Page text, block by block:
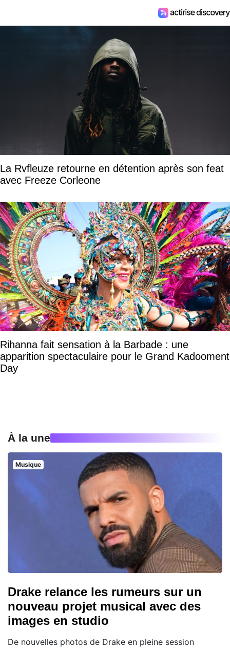
La Rvfleuze retourne en détention après son feat
avec Freeze Corleone
Rihanna fait sensation à la Barbade : une
apparition spectaculaire pour le Grand Kadooment
Day
À la une
Musique
Drake relance les rumeurs sur un
nouveau projet musical avec des
images en studio
De nouvelles photos de Drake en pleine session